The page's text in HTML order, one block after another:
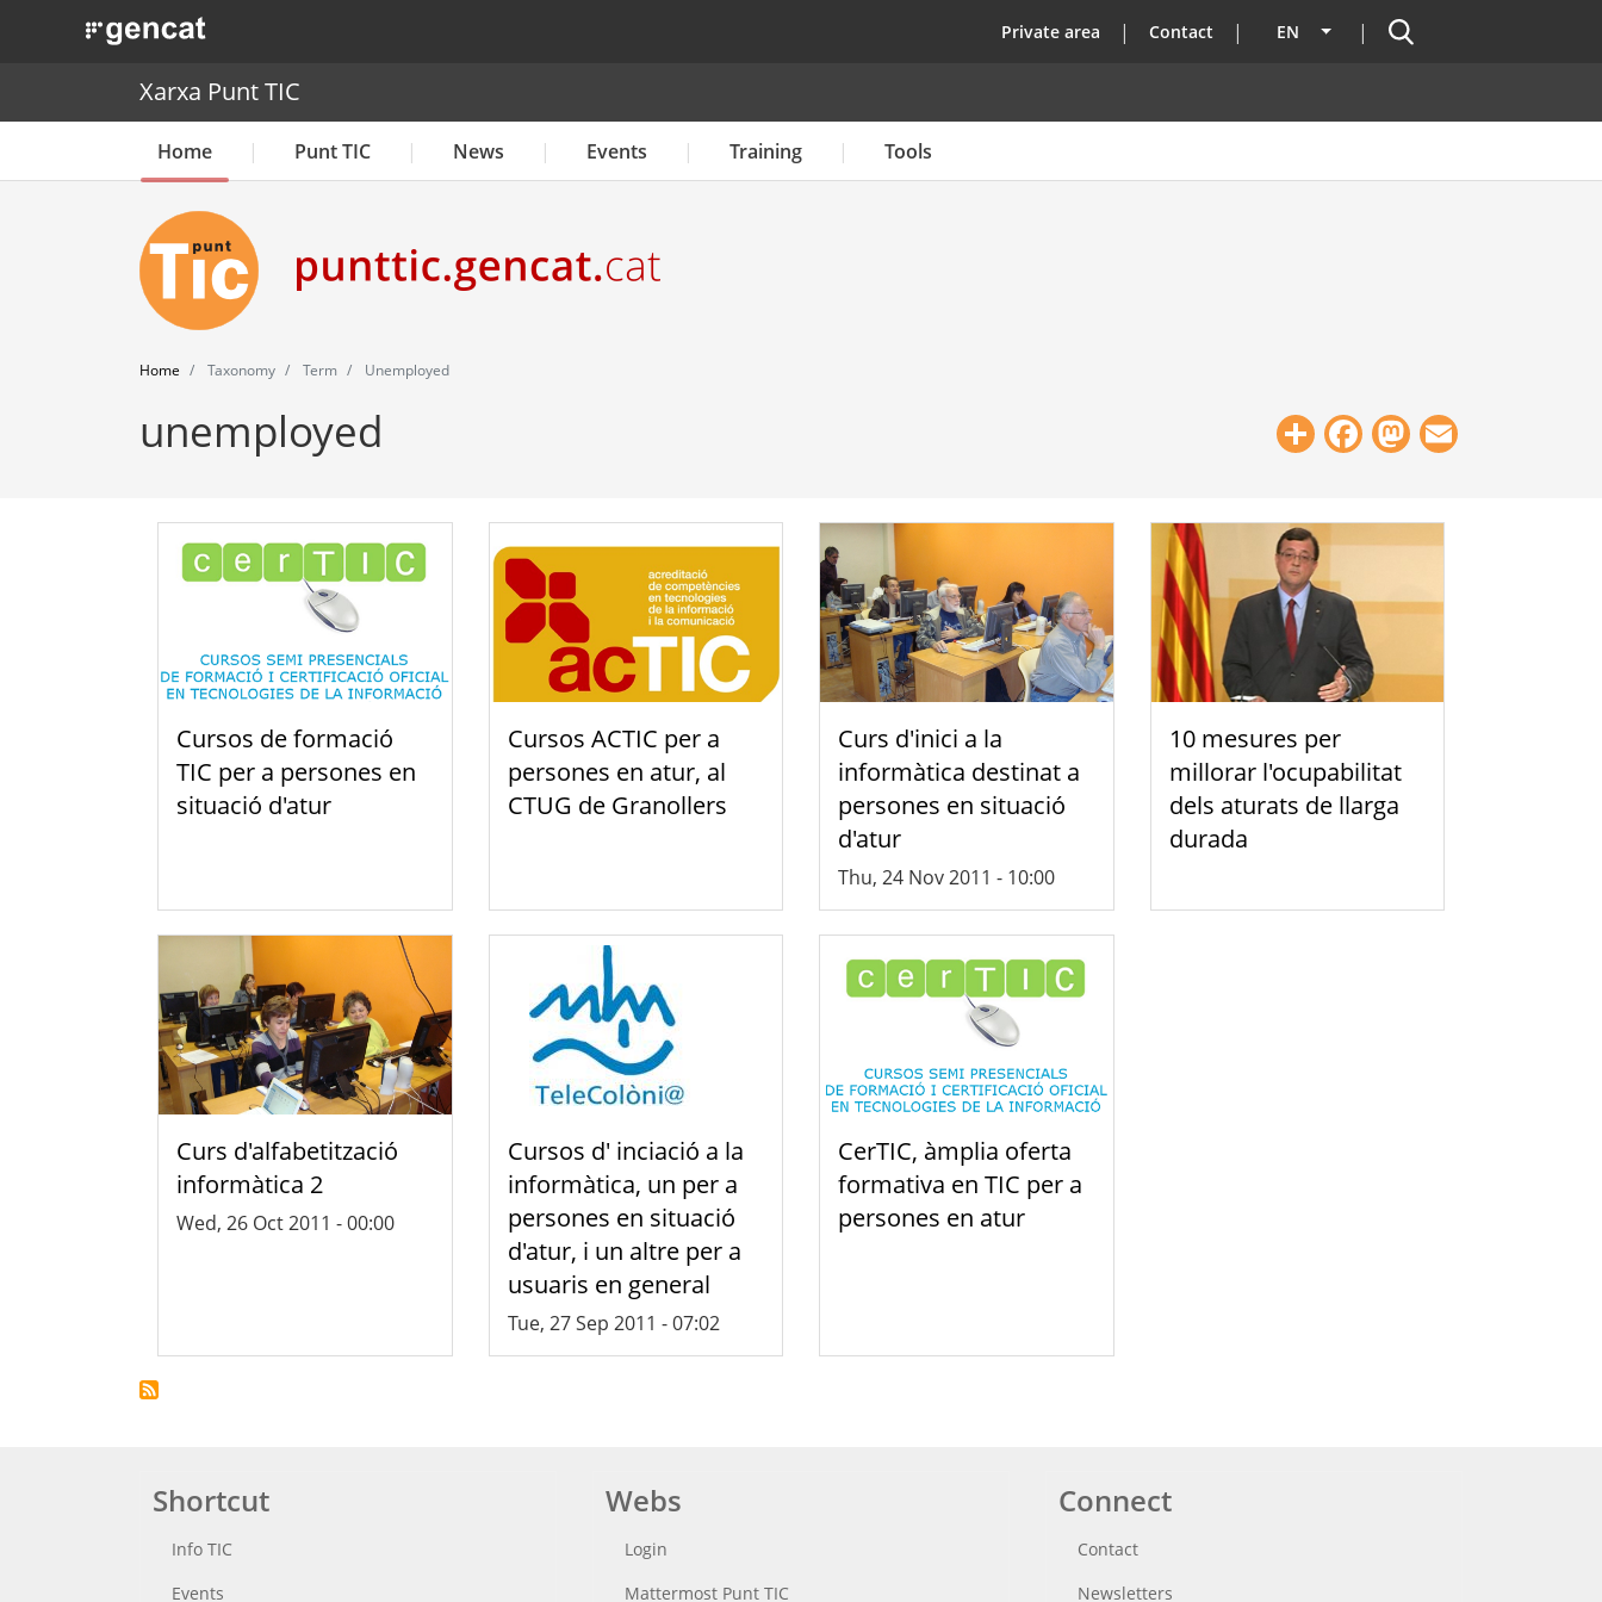
. Obre en una nova finestra. top
Private area Contact EN List additional actions
Search
Xarxa Punt TIC
Home Punt TIC News Events Training Tools
Home Taxonomy Term Unemployed
unemployed ShareFacebook
Mastodon
Cursos de formació
TIC per a persones en
situació d'atur
Cursos ACTIC per a
persones en atur, al
CTUG de Granollers
Curs d'inici a la
informàtica destinat a
persones en situació
d'atur
Thu, 24 Nov 2011 - 10:00
10 mesures per
millorar l'ocupabilitat
dels aturats de llarga
durada
Curs d'alfabetització
informàtica 2
Wed, 26 Oct 2011 - 00:00
Cursos d' inciació a la
informàtica, un per a
persones en situació
d'atur, i un altre per a
usuaris en general
Tue, 27 Sep 2011 - 07:02
CerTIC, àmplia oferta
formativa en TIC per a
persones en atur
Shortcut
Info TIC
Events
Webs
Login
Mattermost Punt TIC
Connect
Contact
Newsletters